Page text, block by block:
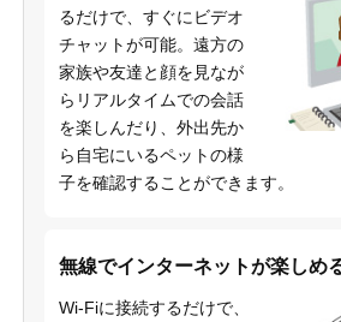
るだけで、すぐにビデオ
チャットが可能。遠方の
家族や友達と顔を見なが
らリアルタイムでの会話
を楽しんだり、外出先か
ら自宅にいるペットの様
子を確認することができます。
無線でインターネットが楽しめ
Wi-Fiに接続するだけで、